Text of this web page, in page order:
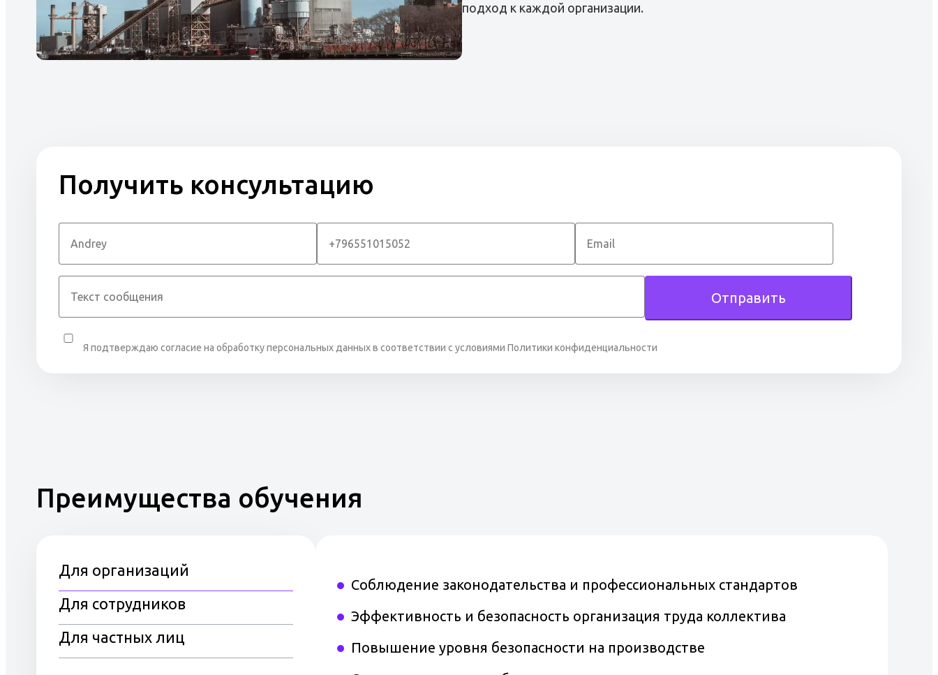
подход к каждой организации.
Получить консультацию
Отправить
Я подтверждаю согласие на обработку персональных данных в соответствии с условиями Политики конфиденциальности
Преимущества обучения
Для организаций
Для сотрудников
Для частных лиц
Соблюдение законодательства и профессиональных стандартов
Эффективность и безопасность организация труда коллектива
Повышение уровня безопасности на производстве